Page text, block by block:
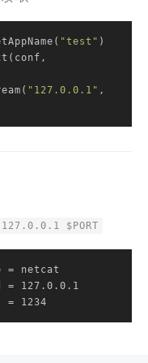
"test" )
"127.0.0.1"
$PORT
= 1234